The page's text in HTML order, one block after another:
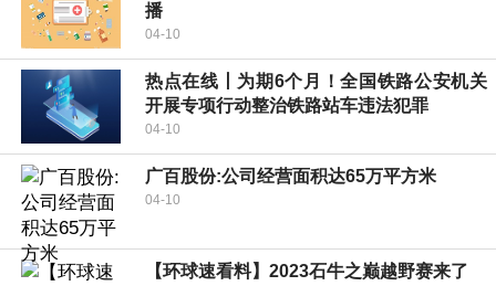
播
04-10
热点在线丨为期6个月！全国铁路公安机关
开展专项行动整治铁路站车违法犯罪
04-10
广百股份:公司经营面积达65万平方米
04-10
【环球速看料】2023石牛之巅越野赛来了